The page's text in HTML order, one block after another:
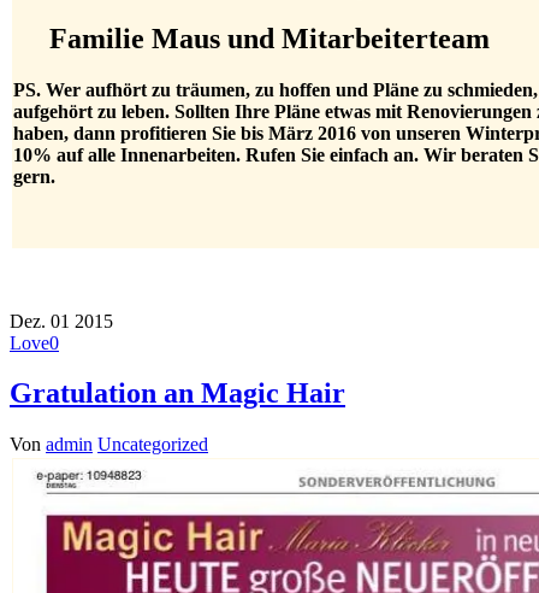
Familie Maus und Mitarbeiterteam
PS. Wer aufhört zu träumen, zu hoffen und Pläne zu
aufgehört zu leben. Sollten Ihre Pläne etwas mit Renovierungen
haben, dann profitieren Sie bis März 2016 von unseren
10% auf alle Innenarbeiten. Rufen Sie einfach an. Wir beraten
gern.
Dez. 01 2015
Love0
Gratulation an Magic Hair
Von admin Uncategorized